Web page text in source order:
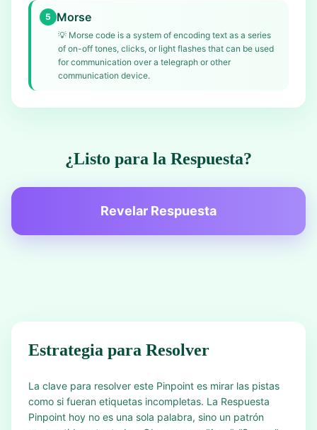
5 Morse
💡 Morse code is a system of encoding text as a series
of on-off tones, clicks, or light flashes that can be used
for communication over a telegraph or other
communication device.
¿Listo para la Respuesta?
Revelar Respuesta
Estrategia para Resolver
La clave para resolver este Pinpoint es mirar las pistas
como si fueran etiquetas incompletas. La Respuesta
Pinpoint hoy no es una sola palabra, sino un patrón